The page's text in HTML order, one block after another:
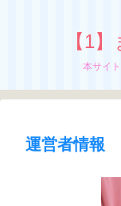
【1
本サイ
運営者情報